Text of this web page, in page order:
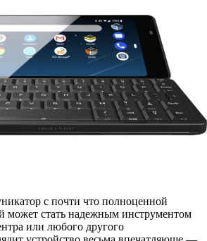
с почти что полноценной
может стать надежным инструментом
или любого другого